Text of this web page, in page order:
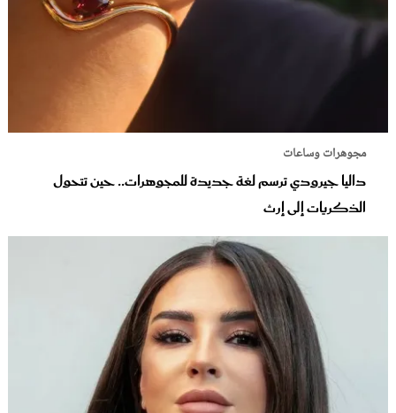
مجوهرات وساعات
داليا جيرودي ترسم لغة جديدة للمجوهرات.. حين تتحول
الذكريات إلى إرث